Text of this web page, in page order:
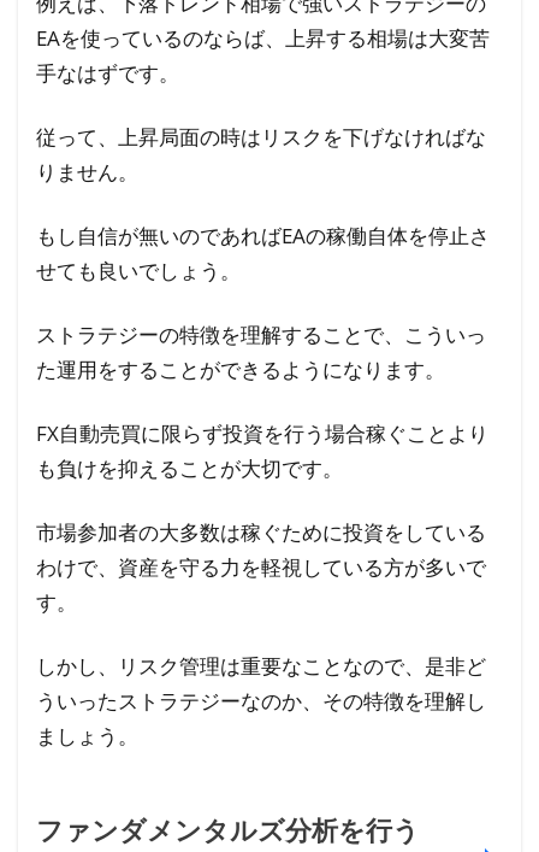
月
利
を
る
法
の
と
め
EAを使っているのならば、上昇する相場は大変苦
手なはずです。
従って、上昇局面の時はリスクを下げなければな
りません。
もし自信が無いのであればEAの稼働自体を停止さ
せても良いでしょう。
ストラテジーの特徴を理解することで、こういっ
た運用をすることができるようになります。
FX自動売買に限らず投資を行う場合稼ぐことより
も負けを抑えることが大切です。
市場参加者の大多数は稼ぐために投資をしている
わけで、資産を守る力を軽視している方が多いで
す。
しかし、リスク管理は重要なことなので、是非ど
ういったストラテジーなのか、その特徴を理解し
ましょう。
ファンダメンタルズ分析を行う